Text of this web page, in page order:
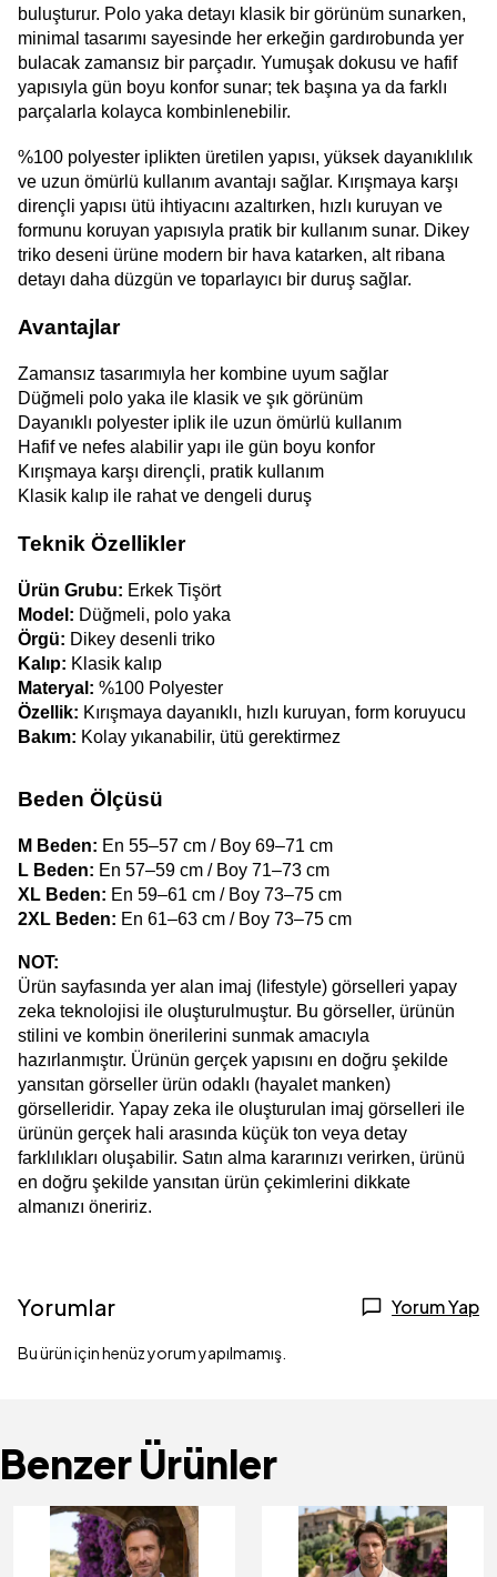
buluşturur. Polo yaka detayı klasik bir görünüm sunarken,
minimal tasarımı sayesinde her erkeğin gardırobunda yer
bulacak zamansız bir parçadır. Yumuşak dokusu ve hafif
yapısıyla gün boyu konfor sunar; tek başına ya da farklı
parçalarla kolayca kombinlenebilir.
%100 polyester iplikten üretilen yapısı, yüksek dayanıklılık
ve uzun ömürlü kullanım avantajı sağlar. Kırışmaya karşı
dirençli yapısı ütü ihtiyacını azaltırken, hızlı kuruyan ve
formunu koruyan yapısıyla pratik bir kullanım sunar. Dikey
triko deseni ürüne modern bir hava katarken, alt ribana
detayı daha düzgün ve toparlayıcı bir duruş sağlar.
Avantajlar
Zamansız tasarımıyla her kombine uyum sağlar
Düğmeli polo yaka ile klasik ve şık görünüm
Dayanıklı polyester iplik ile uzun ömürlü kullanım
Hafif ve nefes alabilir yapı ile gün boyu konfor
Kırışmaya karşı dirençli, pratik kullanım
Klasik kalıp ile rahat ve dengeli duruş
Teknik Özellikler
Ürün Grubu: Erkek Tişört
Model: Düğmeli, polo yaka
Örgü: Dikey desenli triko
Kalıp: Klasik kalıp
Materyal: %100 Polyester
Özellik: Kırışmaya dayanıklı, hızlı kuruyan, form koruyucu
Bakım: Kolay yıkanabilir, ütü gerektirmez
Beden Ölçüsü
M Beden: En 55–57 cm / Boy 69–71 cm
L Beden: En 57–59 cm / Boy 71–73 cm
XL Beden: En 59–61 cm / Boy 73–75 cm
2XL Beden: En 61–63 cm / Boy 73–75 cm
NOT:
Ürün sayfasında yer alan imaj (lifestyle) görselleri yapay
zeka teknolojisi ile oluşturulmuştur. Bu görseller, ürünün
stilini ve kombin önerilerini sunmak amacıyla
hazırlanmıştır. Ürünün gerçek yapısını en doğru şekilde
yansıtan görseller ürün odaklı (hayalet manken)
görselleridir. Yapay zeka ile oluşturulan imaj görselleri ile
ürünün gerçek hali arasında küçük ton veya detay
farklılıkları oluşabilir. Satın alma kararınızı verirken, ürünü
en doğru şekilde yansıtan ürün çekimlerini dikkate
almanızı öneririz.
Yorumlar Yorum Yap
Bu ürün için henüz yorum yapılmamış.
Benzer Ürünler